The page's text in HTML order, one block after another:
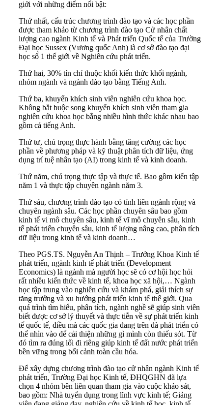
giới với những điểm nổi bật:
Thứ nhất, cấu trúc chương trình đào tạo và các học phần
được tham khảo từ chương trình đào tạo Cử nhân chất
lượng cao ngành Kinh tế và Phát triển Quốc tế của Trường
Đại học Sussex (Vương quốc Anh) là cơ sở đào tạo đại
học số 1 thế giới về Nghiên cứu phát triển.
Thứ hai, 30% tín chỉ thuộc khối kiến thức khối ngành,
nhóm ngành và ngành đào tạo bằng Tiếng Anh.
Thứ ba, khuyến khích sinh viên nghiên cứu khoa học.
Không bắt buộc song khuyến khích sinh viên tham gia
nghiên cứu khoa học bằng nhiều hình thức khác nhau bao
gồm cả tiếng Anh.
Thứ tư, chú trọng thực hành bằng tăng cường các học
phần về phương pháp và kỹ thuật phân tích dữ liệu, ứng
dụng trí tuệ nhân tạo (AI) trong kinh tế và kinh doanh.
Thứ năm, chú trọng thực tập và thực tế. Bao gồm kiến tập
năm 1 và thực tập chuyên ngành năm 3.
Thứ sáu, chương trình đào tạo có tính liên ngành rộng và
chuyên ngành sâu. Các học phần chuyên sâu bao gồm
kinh tế vi mô chuyên sâu, kinh tế vĩ mô chuyên sâu, kinh
tế phát triển chuyên sâu, kinh tế lượng nâng cao, phân tích
dữ liệu trong kinh tế và kinh doanh…
Theo PGS.TS. Nguyễn An Thịnh – Trưởng Khoa Kinh tế
phát triển, ngành kinh tế phát triển (Development
Economics) là ngành mà người học sẽ có cơ hội học hỏi
rất nhiều kiến thức về kinh tế, khoa học xã hội,… Ngành
học tập trung vào nghiên cứu và khám phá, giải thích sự
tăng trưởng và xu hướng phát triển kinh tế thế giới. Qua
quá trình tìm hiểu, phân tích, ngành nghề sẽ giúp sinh viên
biết được cơ sở lý thuyết và thực tiễn về sự phát triển kinh
tế quốc tế, điều mà các quốc gia đang trên đà phát triển có
thể nhìn vào để cải thiện những gì mình còn thiếu sót. Từ
đó tìm ra đúng lối đi riêng giúp kinh tế đất nước phát triển
bền vững trong bối cảnh toàn cầu hóa.
Để xây dựng chương trình đào tạo cử nhân ngành Kinh tế
phát triển, Trường Đại học Kinh tế, ĐHQGHN đã lựa
chọn 4 nhóm bên liên quan tham gia vào cuộc khảo sát,
bao gồm: Nhà tuyển dụng trong lĩnh vực kinh tế; Giảng